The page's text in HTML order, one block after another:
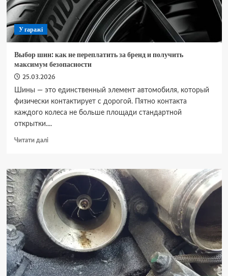
У гаражі
Выбор шин: как не переплатить за бренд и получить
максимум безопасности
25.03.2026
Шины — это единственный элемент автомобиля, который
физически контактирует с дорогой. Пятно контакта
каждого колеса не больше площади стандартной
открытки....
Читати даліДокладніше
шин:
как
не
переплатить
бренд
получить
максимум
безопасности